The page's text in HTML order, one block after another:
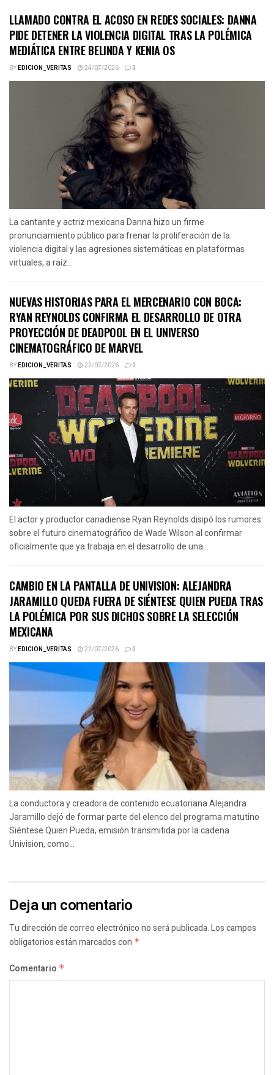
LLAMADO CONTRA EL ACOSO EN REDES SOCIALES: DANNA
PIDE DETENER LA VIOLENCIA DIGITAL TRAS LA POLÉMICA
MEDIÁTICA ENTRE BELINDA Y KENIA OS
BYEDICION_VERITAS 24/07/2026 0
La cantante y actriz mexicana Danna hizo un firme
pronunciamiento público para frenar la proliferación de la
violencia digital y las agresiones sistemáticas en plataformas
virtuales, a raíz...
NUEVAS HISTORIAS PARA EL MERCENARIO CON BOCA:
RYAN REYNOLDS CONFIRMA EL DESARROLLO DE OTRA
PROYECCIÓN DE DEADPOOL EN EL UNIVERSO
CINEMATOGRÁFICO DE MARVEL
BYEDICION_VERITAS 22/07/2026 0
El actor y productor canadiense Ryan Reynolds disipó los rumores
sobre el futuro cinematográfico de Wade Wilson al confirmar
oficialmente que ya trabaja en el desarrollo de una...
CAMBIO EN LA PANTALLA DE UNIVISION: ALEJANDRA
JARAMILLO QUEDA FUERA DE SIÉNTESE QUIEN PUEDA TRAS
LA POLÉMICA POR SUS DICHOS SOBRE LA SELECCIÓN
MEXICANA
BYEDICION_VERITAS 22/07/2026 0
La conductora y creadora de contenido ecuatoriana Alejandra
Jaramillo dejó de formar parte del elenco del programa matutino
Siéntese Quien Pueda, emisión transmitida por la cadena
Univision, como...
Deja un comentario
Tu dirección de correo electrónico no será publicada.Los campos
obligatorios están marcados con *
Comentario *